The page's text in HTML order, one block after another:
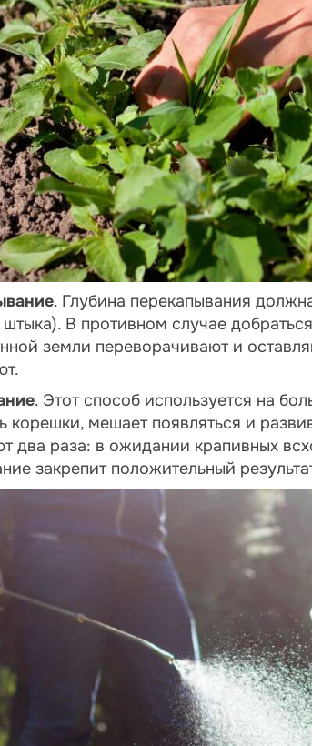
. Глубина перекапывания
штыка). В противном случае
земли переворачивают и
. Этот способ используется на
корешки, мешает появляться и
два раза: в ожидании крапивных
закрепит положительный